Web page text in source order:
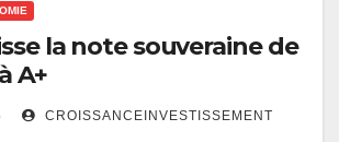
la note souveraine de
A+
CROISSANCEINVESTISSEMENT